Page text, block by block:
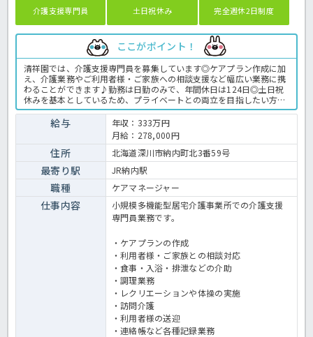
介護支援専門員 土日祝休み 完全週休2日制度
ここがポイント！
清祥園では、介護支援専門員を募集しています◎ケアプラン作成に加
え、介護業務やご利用者様・ご家族への相談支援など幅広い業務に携
わることができます♪勤務は日勤のみで、年間休日は124日◎土日祝
休みを基本としているため、プライベートとの両立を目指したい方に
もピッタリ★福利厚生も充実しているので、安心して長く活躍できる
環境ですよ！地域に根差した介護サービスに携わりたい方は、ぜひほ
っ介護までお問い合わせください！小多機でのケアマネ業務全般で
す。 ＜介護支援専門員 正職員 小多機の求人＞
給与
年収：333万円
月給：278,000円
住所 北海道深川市納内町北3番59号
最寄り駅 JR納内駅
職種 ケアマネージャー
仕事内容
小規模多機能型居宅介護事業所での介護支援
専門員業務です。
・ケアプランの作成
・利用者様・ご家族との相談対応
・食事・入浴・排泄などの介助
・調理業務
・レクリエーションや体操の実施
・訪問介護
・利用者様の送迎
・連絡帳など各種記録業務